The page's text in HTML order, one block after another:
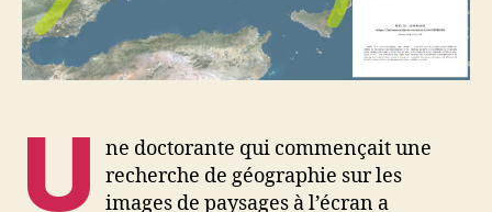
U
ne doctorante qui commençait une
recherche de géographie sur les
images de paysages à l’écran a